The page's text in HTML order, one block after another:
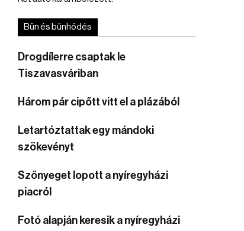
Bűn és bűnhődés
Drogdílerre csaptak le
Tiszavasváriban
Három pár cipőtt vitt el a plázából
Letartóztattak egy mándoki
szökevényt
Szőnyeget lopott a nyíregyházi
piacról
Fotó alapján keresik a nyíregyházi